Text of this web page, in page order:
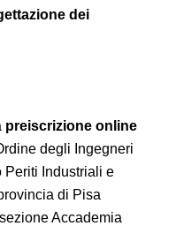
dei
preiscrizione online
degli Ingegneri
Industriali e
di Pisa
Accademia